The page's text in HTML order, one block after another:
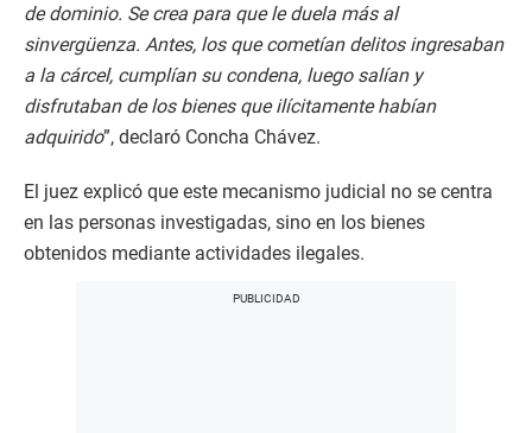
de dominio. Se crea para que le duela más al
sinvergüenza. Antes, los que cometían delitos ingresaban
a la cárcel, cumplían su condena, luego salían y
disfrutaban de los bienes que ilícitamente habían
adquirido”, declaró Concha Chávez.
El juez explicó que este mecanismo judicial no se centra
en las personas investigadas, sino en los bienes
obtenidos mediante actividades ilegales.